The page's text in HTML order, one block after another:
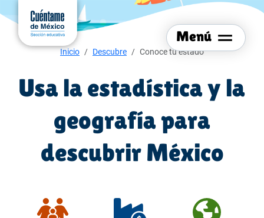
Ir al
contenido
principal
Menú
Menú del sitio
Menú de navegación
Inicio Descubre Conoce tu estado
Usa la estadística y la
geografía para
descubrir México